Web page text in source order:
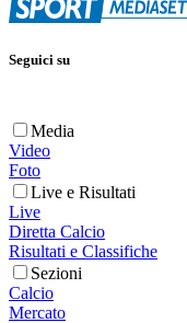
Seguici su
Media
Video
Foto
Live e Risultati
Live
Diretta Calcio
Risultati e Classifiche
Sezioni
Calcio
Mercato